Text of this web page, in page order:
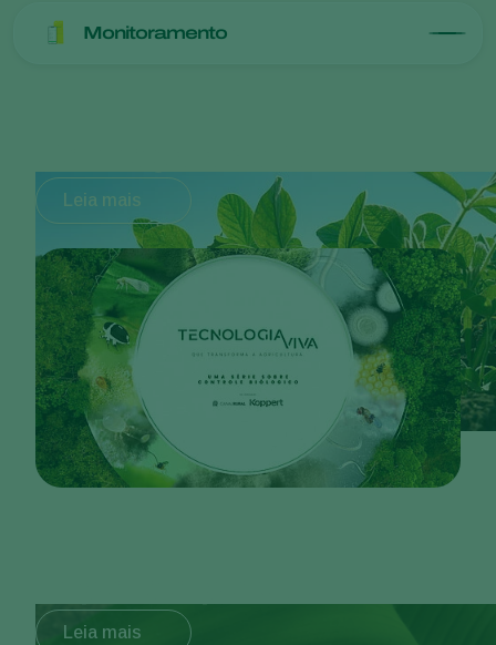
Monitoramento
Leia mais
Leia mais